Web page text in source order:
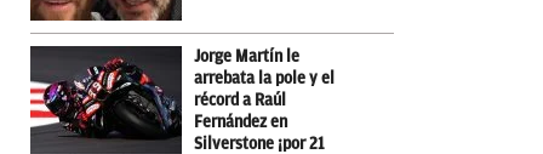
Jorge Martín le
arrebata la pole y el
récord a Raúl
Fernández en
Silverstone ¡por 21